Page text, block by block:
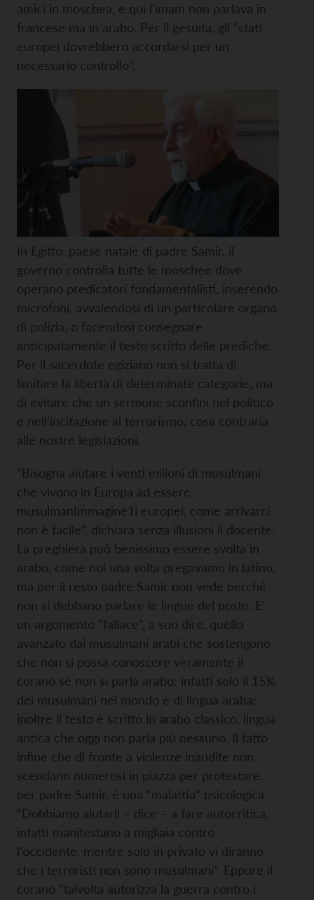
amici in moschea, e qui l'imam non parlava in
francese ma in arabo. Per il gesuita, gli “stati
europei dovrebbero accordarsi per un
necessario controllo”.
In Egitto, paese natale di padre Samir, il
governo controlla tutte le moschee dove
operano predicatori fondamentalisti, inserendo
microfoni, avvalendosi di un particolare organo
di polizia, o facendosi consegnare
anticipatamente il testo scritto delle prediche.
Per il sacerdote egiziano non si tratta di
limitare la libertà di determinate categorie, ma
di evitare che un sermone sconfini nel politico
e nell'incitazione al terrorismo, cosa contraria
alle nostre legislazioni.
“Bisogna aiutare i venti milioni di musulmani
che vivono in Europa ad essere
musulmanImmagine1i europei, come arrivarci
non è facile”, dichiara senza illusioni il docente.
La preghiera può benissimo essere svolta in
arabo, come noi una volta pregavamo in latino,
ma per il resto padre Samir non vede perché
non si debbano parlare le lingue del posto. E'
un argomento “fallace”, a suo dire, quello
avanzato dai musulmani arabi che sostengono
che non si possa conoscere veramente il
corano se non si parla arabo: infatti solo il 15%
dei musulmani nel mondo è di lingua araba;
inoltre il testo è scritto in arabo classico, lingua
antica che oggi non parla più nessuno. Il fatto
infine che di fronte a violenze inaudite non
scendano numerosi in piazza per protestare,
per padre Samir, è una “malattia” psicologica.
“Dobbiamo aiutarli – dice – a fare autocritica,
infatti manifestano a migliaia contro
l'occidente, mentre solo in privato vi diranno
che i terroristi non sono musulmani”. Eppure il
corano “talvolta autorizza la guerra contro i